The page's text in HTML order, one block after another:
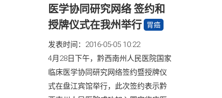
医学协同研究网络 签约和
授牌仪式在我州举行
胃癌
发表时间：2016-05-05 10:22
4月28日下午，黔西南州人民医院国家
临床医学协同研究网络签约暨授牌仪
式在盘江宾馆举行，此次签约表示黔